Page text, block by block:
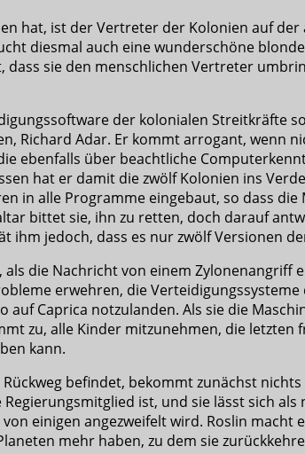
hat, ist der Vertreter der Kolonien auf
diesmal auch eine wunderschöne
sie den menschlichen Vertreter
der kolonialen Streitkräfte
Richard Adar. Er kommt arrogant, wenn
ebenfalls über beachtliche
hat er damit die zwölf Kolonien ins
in alle Programme eingebaut, so dass
bittet sie, ihn zu retten, doch darauf
jedoch, dass es nur zwölf Versionen
die Nachricht von einem
erwehren, die
auf Caprica notzulanden. Als sie die
zu, alle Kinder mitzunehmen, die
kann.
befindet, bekommt zunächst
ist, und sie lässt sich
einigen angezweifelt wird. Roslin macht
mehr haben, zu dem sie